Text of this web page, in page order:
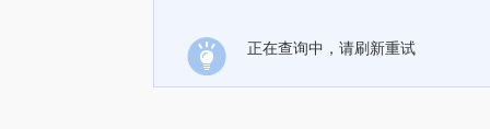
正在查询中，请刷新重试